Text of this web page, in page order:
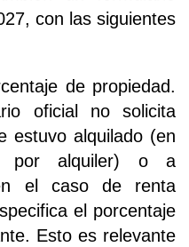
con las siguientes
de propiedad.
oficial no solicita
estuvo alquilado (en
por alquiler) o a
el caso de renta
el porcentaje
Esto es relevante